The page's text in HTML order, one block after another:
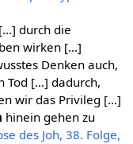
durch die
wirken […]
Denken auch,
Tod […] dadurch,
wir das Privileg […]
hinein gehen zu
des Joh, 38. Folge,